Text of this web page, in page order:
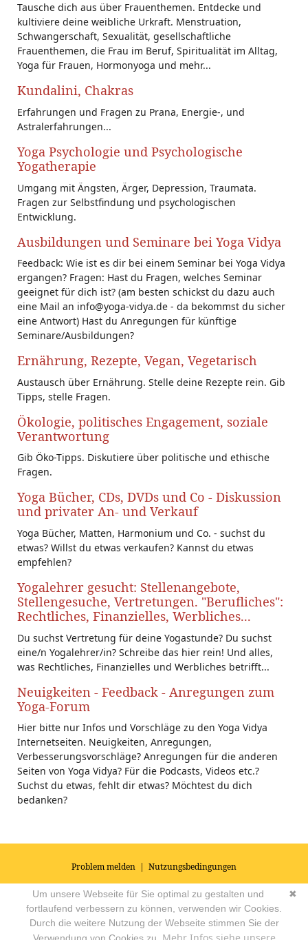
Tausche dich aus über Frauenthemen. Entdecke und
kultiviere deine weibliche Urkraft. Menstruation,
Schwangerschaft, Sexualität, gesellschaftliche
Frauenthemen, die Frau im Beruf, Spiritualität im Alltag,
Yoga für Frauen, Hormonyoga und mehr...
Kundalini, Chakras
Erfahrungen und Fragen zu Prana, Energie-, und
Astralerfahrungen...
Yoga Psychologie und Psychologische
Yogatherapie
Umgang mit Ängsten, Ärger, Depression, Traumata.
Fragen zur Selbstfindung und psychologischen
Entwicklung.
Ausbildungen und Seminare bei Yoga Vidya
Feedback: Wie ist es dir bei einem Seminar bei Yoga Vidya
ergangen? Fragen: Hast du Fragen, welches Seminar
geeignet für dich ist? (am besten schickst du dazu auch
eine Mail an info@yoga-vidya.de - da bekommst du sicher
eine Antwort) Hast du Anregungen für künftige
Seminare/Ausbildungen?
Ernährung, Rezepte, Vegan, Vegetarisch
Austausch über Ernährung. Stelle deine Rezepte rein. Gib
Tipps, stelle Fragen.
Ökologie, politisches Engagement, soziale
Verantwortung
Gib Öko-Tipps. Diskutiere über politische und ethische
Fragen.
Yoga Bücher, CDs, DVDs und Co - Diskussion
und privater An- und Verkauf
Yoga Bücher, Matten, Harmonium und Co. - suchst du
etwas? Willst du etwas verkaufen? Kannst du etwas
empfehlen?
Yogalehrer gesucht: Stellenangebote,
Stellengesuche, Vertretungen. "Berufliches":
Rechtliches, Finanzielles, Werbliches...
Du suchst Vertretung für deine Yogastunde? Du suchst
eine/n Yogalehrer/in? Schreibe das hier rein! Und alles,
was Rechtliches, Finanzielles und Werbliches betrifft...
Neuigkeiten - Feedback - Anregungen zum
Yoga-Forum
Hier bitte nur Infos und Vorschläge zu den Yoga Vidya
Internetseiten. Neuigkeiten, Anregungen,
Verbesserungsvorschläge? Anregungen für die anderen
Seiten von Yoga Vidya? Für die Podcasts, Videos etc.?
Suchst du etwas, fehlt dir etwas? Möchtest du dich
bedanken?
Problem melden | Nutzungsbedingungen
© 2026Impressum|Datenschutz|AGB's| Yoga Vidya Community -
Forum für Yoga, Meditation und Ayurveda Powered by
✖
Um unsere Webseite für Sie optimal zu gestalten und
fortlaufend verbessern zu können, verwenden wir Cookies.
Durch die weitere Nutzung der Webseite stimmen Sie der